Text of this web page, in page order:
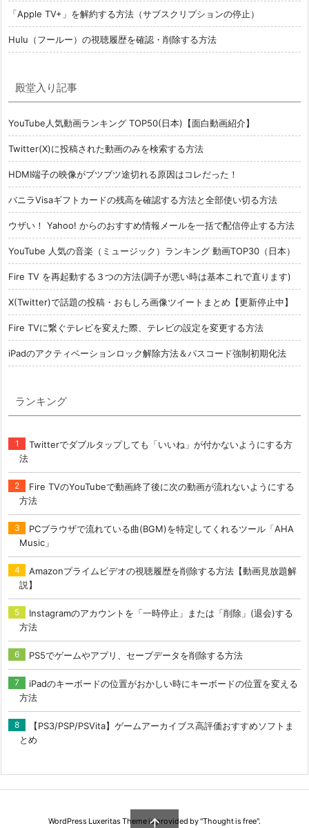
「Apple TV+」を解約する方法（サブスクリプションの停止）
Hulu（フールー）の視聴履歴を確認・削除する方法
殿堂入り記事
YouTube人気動画ランキング TOP50(日本)【面白動画紹介】
Twitter(X)に投稿された動画のみを検索する方法
HDMI端子の映像がブツブツ途切れる原因はコレだった！
バニラVisaギフトカードの残高を確認する方法と全部使い切る方法
ウザい！ Yahoo! からのおすすめ情報メールを一括で配信停止する方法
YouTube 人気の音楽（ミュージック）ランキング 動画TOP30（日本）
Fire TV を再起動する３つの方法(調子が悪い時は基本これで直ります)
X(Twitter)で話題の投稿・おもしろ画像ツイートまとめ【更新停止中】
Fire TVに繋ぐテレビを変えた際、テレビの設定を変更する方法
iPadのアクティベーションロック解除方法＆パスコード強制初期化法
ランキング
Twitterでダブルタップしても「いいね」が付かないようにする方
法
Fire TVのYouTubeで動画終了後に次の動画が流れないようにする
方法
PCブラウザで流れている曲(BGM)を特定してくれるツール「AHA
Music」
Amazonプライムビデオの視聴履歴を削除する方法【動画見放題解
説】
Instagramのアカウントを「一時停止」または「削除」(退会)する
方法
PS5でゲームやアプリ、セーブデータを削除する方法
iPadのキーボードの位置がおかしい時にキーボードの位置を変える
方法
【PS3/PSP/PSVita】ゲームアーカイブス高評価おすすめソフトま
とめ
WordPress Luxeritas Theme is provided by "Thought is free".
